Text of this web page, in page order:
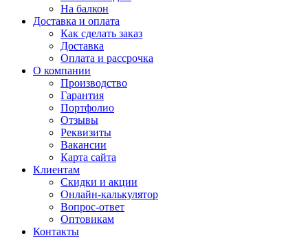
На балкон
Доставка и оплата
Как сделать заказ
Доставка
Оплата и рассрочка
О компании
Производство
Гарантия
Портфолио
Отзывы
Реквизиты
Вакансии
Карта сайта
Клиентам
Скидки и акции
Онлайн-калькулятор
Вопрос-ответ
Оптовикам
Контакты